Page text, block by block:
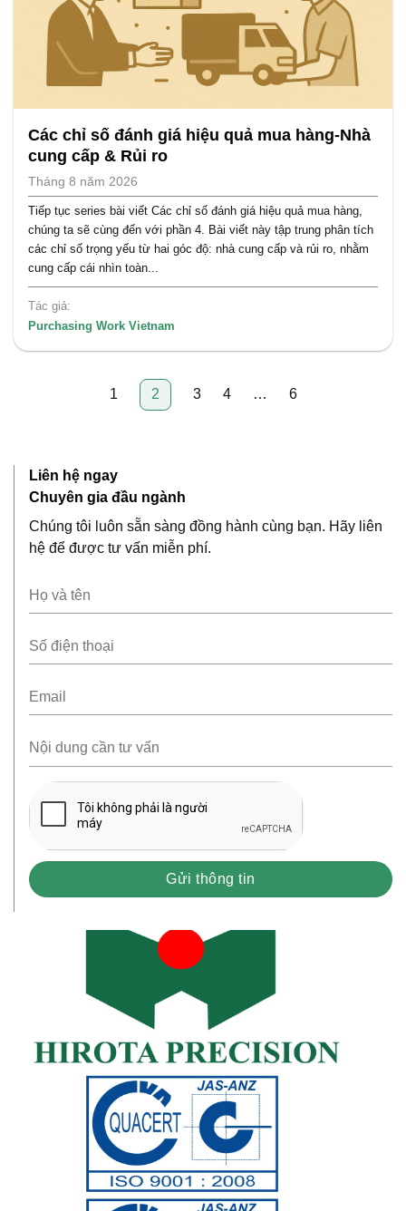
Các chỉ số đánh giá hiệu quả mua hàng-Nhà
cung cấp & Rủi ro
Tháng 8 năm 2026
Tiếp tục series bài viết Các chỉ số đánh giá hiệu quả mua hàng,
chúng ta sẽ cùng đến với phần 4. Bài viết này tập trung phân tích
các chỉ số trọng yếu từ hai góc độ: nhà cung cấp và rủi ro, nhằm
cung cấp cái nhìn toàn...
Tác giả:
Purchasing Work Vietnam
1 2 3 4 … 6
Liên hệ ngay
Chuyên gia đầu ngành
Chúng tôi luôn sẵn sàng đồng hành cùng bạn. Hãy liên
hệ để được tư vấn miễn phí.